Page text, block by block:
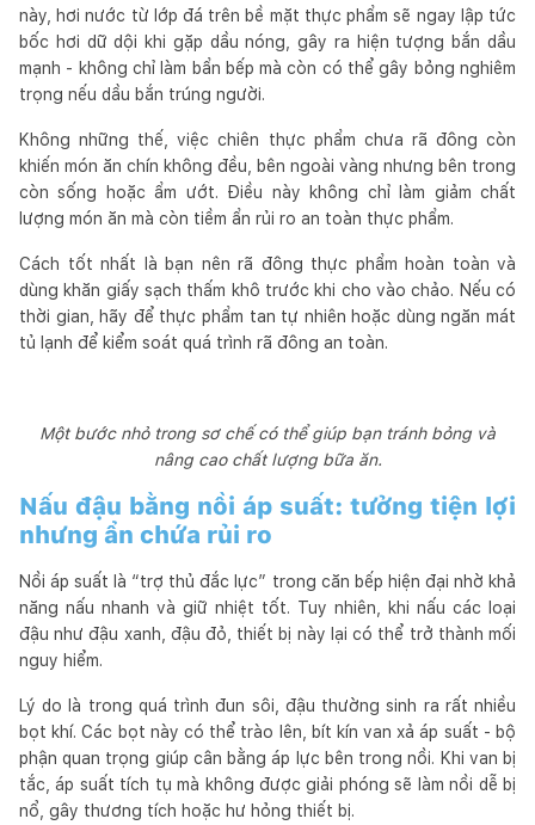
này, hơi nước từ lớp đá trên bề mặt thực phẩm sẽ ngay lập tức
bốc hơi dữ dội khi gặp dầu nóng, gây ra hiện tượng bắn dầu
mạnh - không chỉ làm bẩn bếp mà còn có thể gây bỏng nghiêm
trọng nếu dầu bắn trúng người.
Không những thế, việc chiên thực phẩm chưa rã đông còn
khiến món ăn chín không đều, bên ngoài vàng nhưng bên trong
còn sống hoặc ẩm ướt. Điều này không chỉ làm giảm chất
lượng món ăn mà còn tiềm ẩn rủi ro an toàn thực phẩm.
Cách tốt nhất là bạn nên rã đông thực phẩm hoàn toàn và
dùng khăn giấy sạch thấm khô trước khi cho vào chảo. Nếu có
thời gian, hãy để thực phẩm tan tự nhiên hoặc dùng ngăn mát
tủ lạnh để kiểm soát quá trình rã đông an toàn.
Một bước nhỏ trong sơ chế có thể giúp bạn tránh bỏng và
nâng cao chất lượng bữa ăn.
Nấu đậu bằng nồi áp suất: tưởng tiện lợi
nhưng ẩn chứa rủi ro
Nồi áp suất là “trợ thủ đắc lực” trong căn bếp hiện đại nhờ khả
năng nấu nhanh và giữ nhiệt tốt. Tuy nhiên, khi nấu các loại
đậu như đậu xanh, đậu đỏ, thiết bị này lại có thể trở thành mối
nguy hiểm.
Lý do là trong quá trình đun sôi, đậu thường sinh ra rất nhiều
bọt khí. Các bọt này có thể trào lên, bít kín van xả áp suất - bộ
phận quan trọng giúp cân bằng áp lực bên trong nồi. Khi van bị
tắc, áp suất tích tụ mà không được giải phóng sẽ làm nồi dễ bị
nổ, gây thương tích hoặc hư hỏng thiết bị.